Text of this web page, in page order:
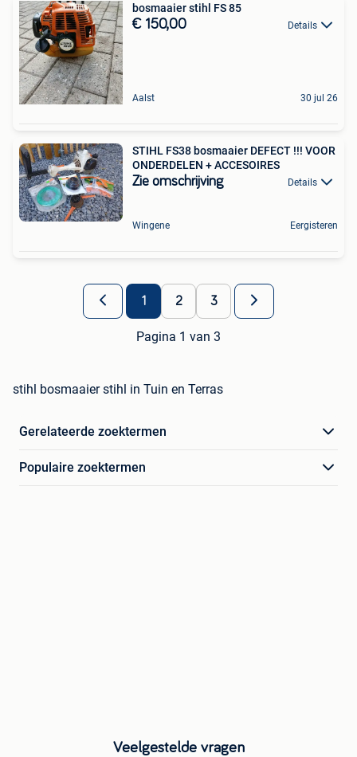
bosmaaier stihl FS 85
€ 150,00 Details
Aalst 30 jul 26
STIHL FS38 bosmaaier DEFECT !!! VOOR
ONDERDELEN + ACCESOIRES
Zie omschrijving Details
Wingene Eergisteren
1 2 3
Pagina 1 van 3
stihl bosmaaier stihl in Tuin en Terras
Gerelateerde zoektermen
Populaire zoektermen
Veelgestelde vragen